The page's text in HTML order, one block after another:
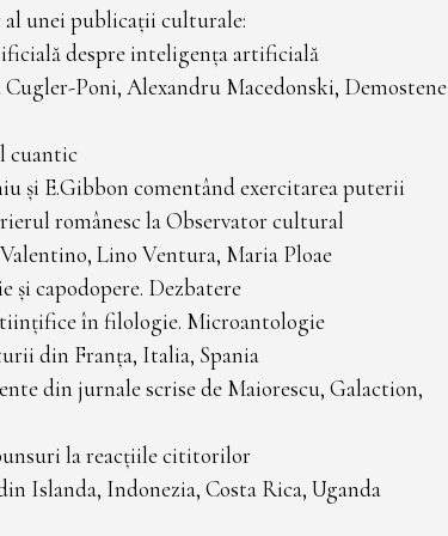
unei publicații culturale:
despre inteligența artificială
Cugler-Poni, Alexandru Macedonski, Demostene
cuantic
și E.Gibbon comentând exercitarea puterii
românesc la Observator cultural
Lino Ventura, Maria Ploae
și capodopere. Dezbatere
în filologie. Microantologie
din Franța, Italia, Spania
din jurnale scrise de Maiorescu, Galaction,
la reacțiile cititorilor
Islanda, Indonezia, Costa Rica, Uganda